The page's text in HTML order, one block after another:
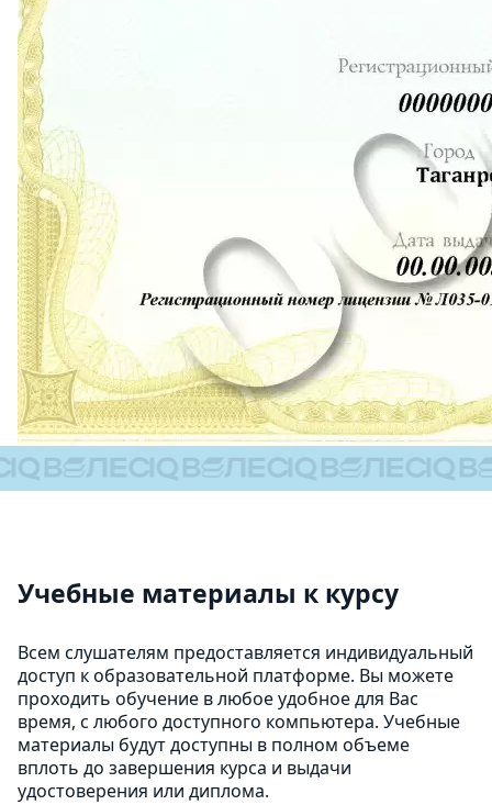
Учебные материалы к курсу
Всем слушателям предоставляется индивидуальный
доступ к образовательной платформе. Вы можете
проходить обучение в любое удобное для Вас
время, с любого доступного компьютера. Учебные
материалы будут доступны в полном объеме
вплоть до завершения курса и выдачи
удостоверения или диплома.